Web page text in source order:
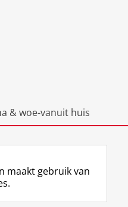
& woe-vanuit huis
F L R I Y
maakt gebruik van